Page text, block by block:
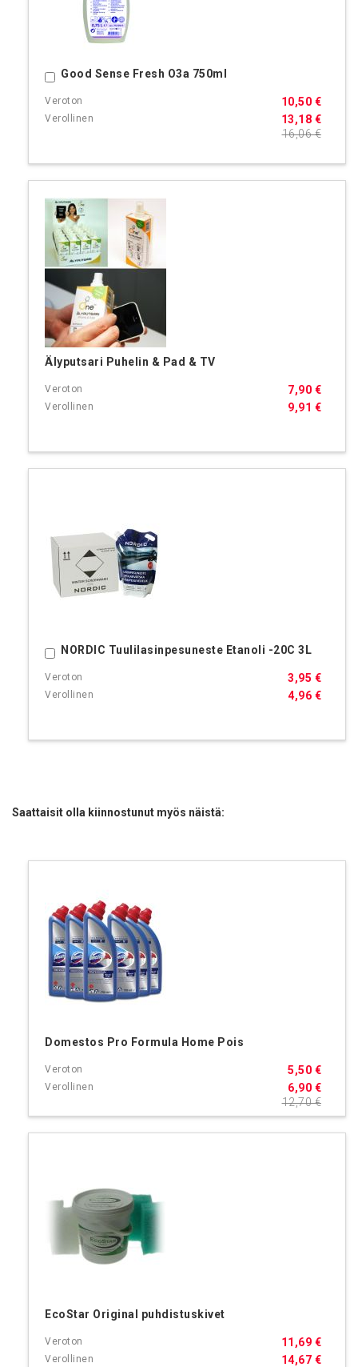
Good Sense Fresh O3a 750ml
13,18 €
10,50 €
16,06 €
Ostoskoriin
Älyputsari Puhelin & Pad & TV
9,91 €
7,90 €
NORDIC Tuulilasinpesuneste Etanoli -20C 3L
4,96 €
3,95 €
Ostoskoriin
Saattaisit olla kiinnostunut myös näistä:
Domestos Pro Formula Home Pois
6,90 €
5,50 €
12,70 €
EcoStar Original puhdistuskivet
14,67 €
11,69 €